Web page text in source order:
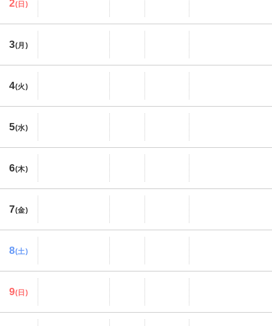
2(日)
3(月)
4(火)
5(水)
6(木)
7(金)
8(土)
9(日)